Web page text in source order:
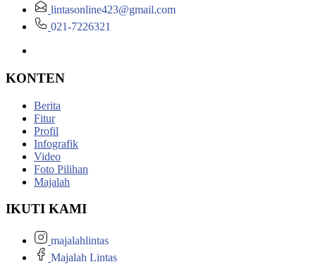
lintasonline423@gmail.com
021-7226321
KONTEN
Berita
Fitur
Profil
Infografik
Video
Foto Pilihan
Majalah
IKUTI KAMI
majalahlintas
Majalah Lintas